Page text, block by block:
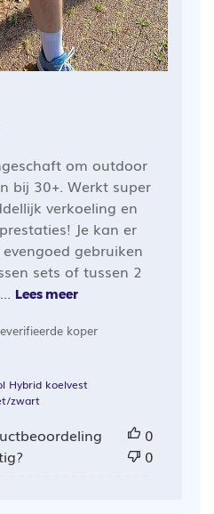
om outdoor
bij 30+. Werkt super
verkoeling en
Je kan er
gebruiken
sets of tussen 2
Lees meer
koper
Hybrid koelvest
zwart
0
0